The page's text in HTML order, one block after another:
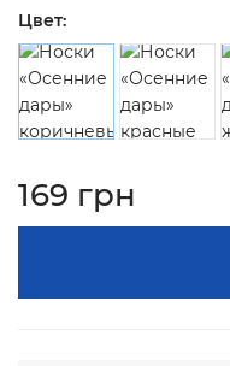
Цвет:
169 грн